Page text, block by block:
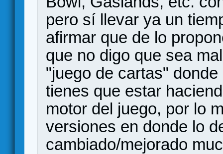
pero sí llevar ya un
afirmar que de lo
que no digo que sea
"juego de cartas"
tienes que estar
motor del juego, por lo
versiones en donde lo
cambiado/mejorado